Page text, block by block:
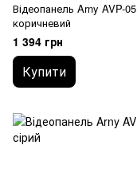
Відеопанель Arny AVP-05
коричневий
1 394 грн
Купити